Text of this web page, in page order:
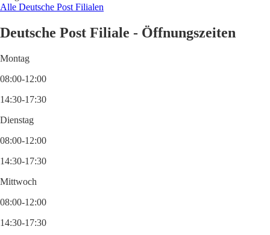
Alle Deutsche Post Filialen
Deutsche Post Filiale - Öffnungszeiten
Montag
08:00-12:00
14:30-17:30
Dienstag
08:00-12:00
14:30-17:30
Mittwoch
08:00-12:00
14:30-17:30